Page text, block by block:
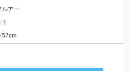
ルアー
57cm